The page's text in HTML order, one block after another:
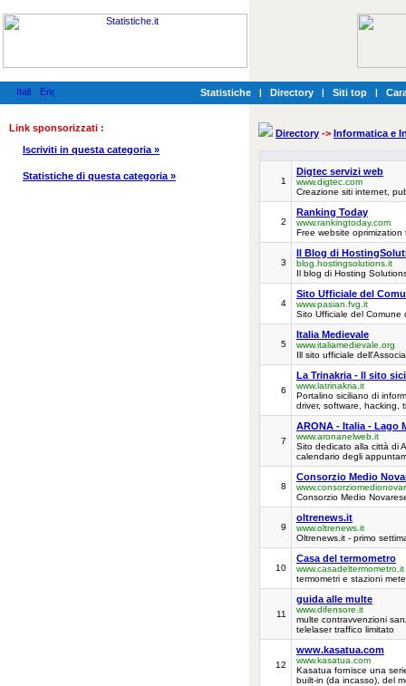
Statistiche | Directory | Siti top |
Link sponsorizzati :
Iscriviti in questa categoria »
Statistiche di questa categoria »
Directory -> Informatica e
1
Digtec servizi web
www.digtec.com
Creazione siti internet,
2
Ranking Today
www.rankingtoday.com
Free website oprimization
3
Il Blog di
blog.hostingsolutions.it
Il blog di Hosting
4
Sito Ufficiale del
www.pasian.fvg.it
Sito Ufficiale del Comune
5
Italia Medievale
www.italiamedievale.org
Ill sito ufficiale
6
La Trinakria - Il sito
www.latrinakria.it
Portalino siciliano di
driver, software, hacking,
7
ARONA - Italia - Lago
www.aronanelweb.it
Sito dedicato alla città di
calendario degli
8
Consorzio Medio
Consorzio Medio
9
oltrenews.it
www.oltrenews.it
Oltrenews.it - primo
10
Casa del termometro
www.casadeltermometro.it
termometri e stazioni
11
guida alle multe
www.difensore.it
multe contravvenzioni
telelaser traffico limitato
12
www.kasatua.com
www.kasatua.com
Kasatua fornisce una
built-in (da incasso), del